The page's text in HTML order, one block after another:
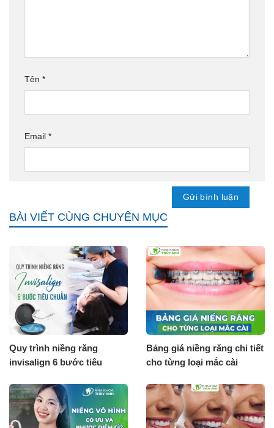
Tên *
Email *
BÀI VIẾT CÙNG CHUYÊN MỤC
Quy trình niềng răng
invisalign 6 bước tiêu
Bảng giá niềng răng chi tiết
cho từng loại mắc cài